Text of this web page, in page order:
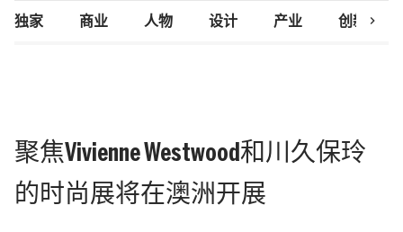
独家 商业 人物 设计 产业 创新研究
chevron_right
聚焦Vivienne Westwood和川久保玲
的时尚展将在澳洲开展